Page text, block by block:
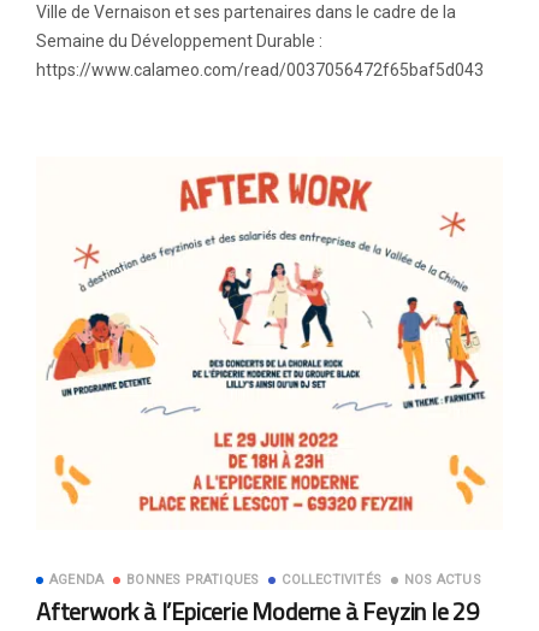
Ville de Vernaison et ses partenaires dans le cadre de la
Semaine du Développement Durable :
https://www.calameo.com/read/0037056472f65baf5d043
AGENDA BONNES PRATIQUES COLLECTIVITÉS NOS ACTUS
Afterwork à l’Epicerie Moderne à Feyzin le 29